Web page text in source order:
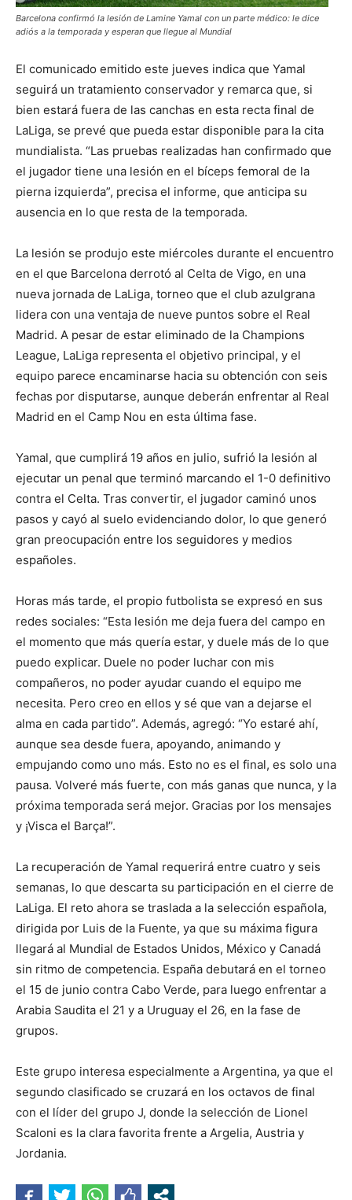
Barcelona confirmó la lesión de Lamine Yamal con un parte médico: le dice
adiós a la temporada y esperan que llegue al Mundial
El comunicado emitido este jueves indica que Yamal
seguirá un tratamiento conservador y remarca que, si
bien estará fuera de las canchas en esta recta final de
LaLiga, se prevé que pueda estar disponible para la cita
mundialista. “Las pruebas realizadas han confirmado que
el jugador tiene una lesión en el bíceps femoral de la
pierna izquierda”, precisa el informe, que anticipa su
ausencia en lo que resta de la temporada.
La lesión se produjo este miércoles durante el encuentro
en el que Barcelona derrotó al Celta de Vigo, en una
nueva jornada de LaLiga, torneo que el club azulgrana
lidera con una ventaja de nueve puntos sobre el Real
Madrid. A pesar de estar eliminado de la Champions
League, LaLiga representa el objetivo principal, y el
equipo parece encaminarse hacia su obtención con seis
fechas por disputarse, aunque deberán enfrentar al Real
Madrid en el Camp Nou en esta última fase.
Yamal, que cumplirá 19 años en julio, sufrió la lesión al
ejecutar un penal que terminó marcando el 1-0 definitivo
contra el Celta. Tras convertir, el jugador caminó unos
pasos y cayó al suelo evidenciando dolor, lo que generó
gran preocupación entre los seguidores y medios
españoles.
Horas más tarde, el propio futbolista se expresó en sus
redes sociales: “Esta lesión me deja fuera del campo en
el momento que más quería estar, y duele más de lo que
puedo explicar. Duele no poder luchar con mis
compañeros, no poder ayudar cuando el equipo me
necesita. Pero creo en ellos y sé que van a dejarse el
alma en cada partido”. Además, agregó: “Yo estaré ahí,
aunque sea desde fuera, apoyando, animando y
empujando como uno más. Esto no es el final, es solo una
pausa. Volveré más fuerte, con más ganas que nunca, y la
próxima temporada será mejor. Gracias por los mensajes
y ¡Visca el Barça!”.
La recuperación de Yamal requerirá entre cuatro y seis
semanas, lo que descarta su participación en el cierre de
LaLiga. El reto ahora se traslada a la selección española,
dirigida por Luis de la Fuente, ya que su máxima figura
llegará al Mundial de Estados Unidos, México y Canadá
sin ritmo de competencia. España debutará en el torneo
el 15 de junio contra Cabo Verde, para luego enfrentar a
Arabia Saudita el 21 y a Uruguay el 26, en la fase de
grupos.
Este grupo interesa especialmente a Argentina, ya que el
segundo clasificado se cruzará en los octavos de final
con el líder del grupo J, donde la selección de Lionel
Scaloni es la clara favorita frente a Argelia, Austria y
Jordania.